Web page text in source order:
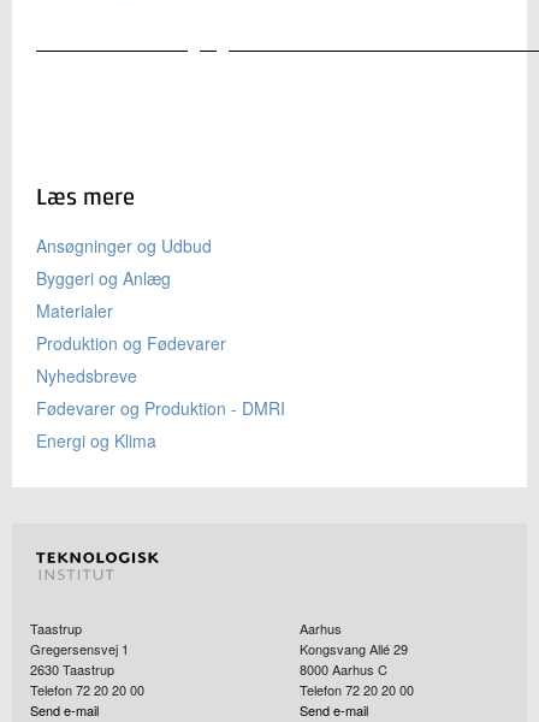
Læs mere
Ansøgninger og Udbud
Byggeri og Anlæg
Materialer
Produktion og Fødevarer
Nyhedsbreve
Fødevarer og Produktion - DMRI
Energi og Klima
Taastrup
Gregersensvej 1
2630Taastrup
Telefon 72 20 20 00
Send e-mail
Aarhus
Kongsvang Allé 29
8000Aarhus C
Telefon 72 20 20 00
Send e-mail